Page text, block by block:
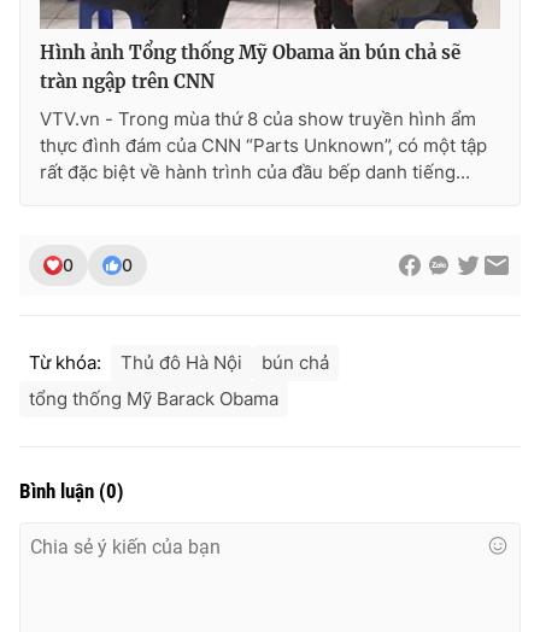
THỜI BÁO VTV
Giấy phép hoạt động báo in và báo điện tử số 483/GP-BTTTT
cấp ngày 29/12/2023
Nguyễn Trọng Ninh
Ðiện thoại Thời báo VTV:024.66 897 897
Hình ảnh Tổng thống Mỹ Obama ăn bún chả sẽ
tràn ngập trên CNN
VTV.vn - Trong mùa thứ 8 của show truyền hình ẩm
thực đình đám của CNN “Parts Unknown”, có một tập
rất đặc biệt về hành trình của đầu bếp danh tiếng...
0 0
Từ khóa: Thủ đô Hà Nội
bún chả
tổng thống Mỹ Barack Obama
Bình luận (0)